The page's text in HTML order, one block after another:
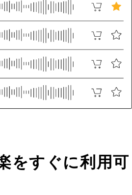
をすぐに利用可